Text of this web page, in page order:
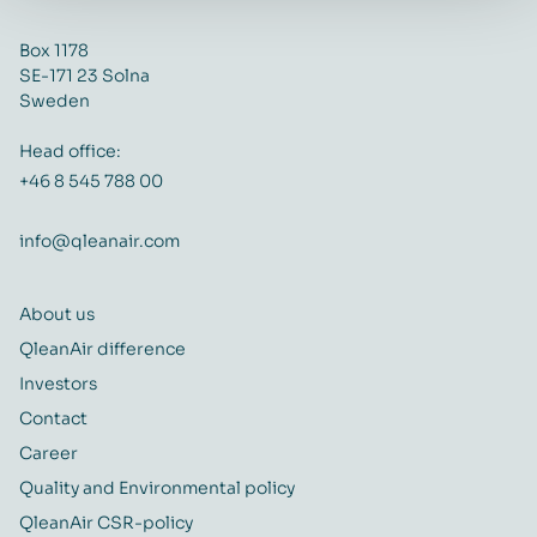
Box 1178
SE-171 23 Solna
Sweden
Head office:
+46 8 545 788 00
info@qleanair.com
About us
QleanAir difference
Investors
Contact
Career
Quality and Environmental policy
QleanAir CSR-policy